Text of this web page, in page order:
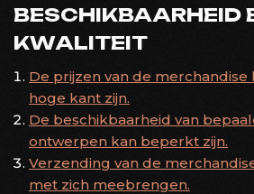
BESCHIKBAARHEID
KWALITEIT
De prijzen van de merchandise
hoge kant zijn.
De beschikbaarheid van
ontwerpen kan beperkt zijn.
Verzending van de
met zich meebrengen.